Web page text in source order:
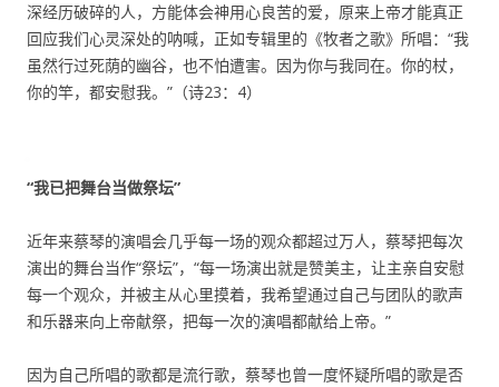
深经历破碎的人，方能体会神用心良苦的爱，原来上帝才能真正
回应我们心灵深处的呐喊，正如专辑里的《牧者之歌》所唱：“我
虽然行过死荫的幽谷，也不怕遭害。因为你与我同在。你的杖，
你的竿，都安慰我。”（诗23：4）
“我已把舞台当做祭坛”
近年来蔡琴的演唱会几乎每一场的观众都超过万人，蔡琴把每次
演出的舞台当作“祭坛”，“每一场演出就是赞美主，让主亲自安慰
每一个观众，并被主从心里摸着，我希望通过自己与团队的歌声
和乐器来向上帝献祭，把每一次的演唱都献给上帝。”
因为自己所唱的歌都是流行歌，蔡琴也曾一度怀疑所唱的歌是否